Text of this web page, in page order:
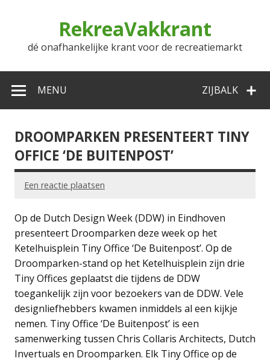
RekreaVakkrant
dé onafhankelijke krant voor de recreatiemarkt
ZIJBALK
MENU
DROOMPARKEN PRESENTEERT TINY
OFFICE ‘DE BUITENPOST’
Een reactie plaatsen
Op de Dutch Design Week (DDW) in Eindhoven
presenteert Droomparken deze week op het
Ketelhuisplein Tiny Office ‘De Buitenpost’. Op de
Droomparken-stand op het Ketelhuisplein zijn drie
Tiny Offices geplaatst die tijdens de DDW
toegankelijk zijn voor bezoekers van de DDW. Vele
designliefhebbers kwamen inmiddels al een kijkje
nemen. Tiny Office ‘De Buitenpost’ is een
samenwerking tussen Chris Collaris Architects, Dutch
Invertuals en Droomparken. Elk Tiny Office op de